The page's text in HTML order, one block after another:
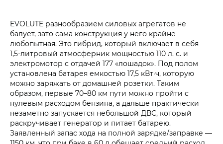
EVOLUTE разнообразием силовых агрегатов не
балует, зато сама конструкция у него крайне
любопытная. Это гибрид, который включает в себя
1,5‑литровый атмосферник мощностью 110 л. с. и
электромотор с отдачей 177 «лошадок». Под полом
установлена батарея емкостью 17,5 кВт·ч, которую
можно заряжать от домашней розетки. Таким
образом, первые 70–80 км пути можно пройти с
нулевым расходом бензина, а дальше практически
незаметно запускается небольшой ДВС, который
раскручивает генератор и питает батарею.
Заявленный запас хода на полной зарядке/заправке —